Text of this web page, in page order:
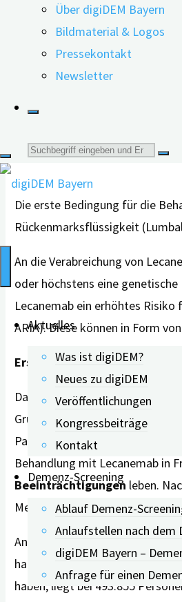
Über digiDEM Bayern
Bildmaterial & Logos
Pressekontakt
Newsletter
Suche
nach:
Aktuelles
Was ist digiDEM?
Neues zu digiDEM
Veröffentlichungen
Kongressbeiträge
Kontakt
Demenz-Screening
Ablauf Demenz-
Anlaufstellen nach dem
digiDEM Bayern –
Anfrage für einen
Zulassungsbehörde (FDA)
zugestimmt. Erst am 14.
Lecanemab unter Auflagen
einer Alzheimer-Demenz
Die erste Bedingung für die
Rückenmarksflüssigkeit
An die Verabreichung von
oder höchstens eine
Lecanemab ein erhöhtes
ARIA). Diese können in Form
Erste Abschätzungen für
Das digiDEM Bayern-
Grundlage internationaler
Patientengruppen errechnet,
Behandlung mit Lecanemab in
Beeinträchtigungen leben.
Menschen mit MCI hingegen
Anders gestalten sich die
haben 478.864 Personen
haben, liegt bei 493.855